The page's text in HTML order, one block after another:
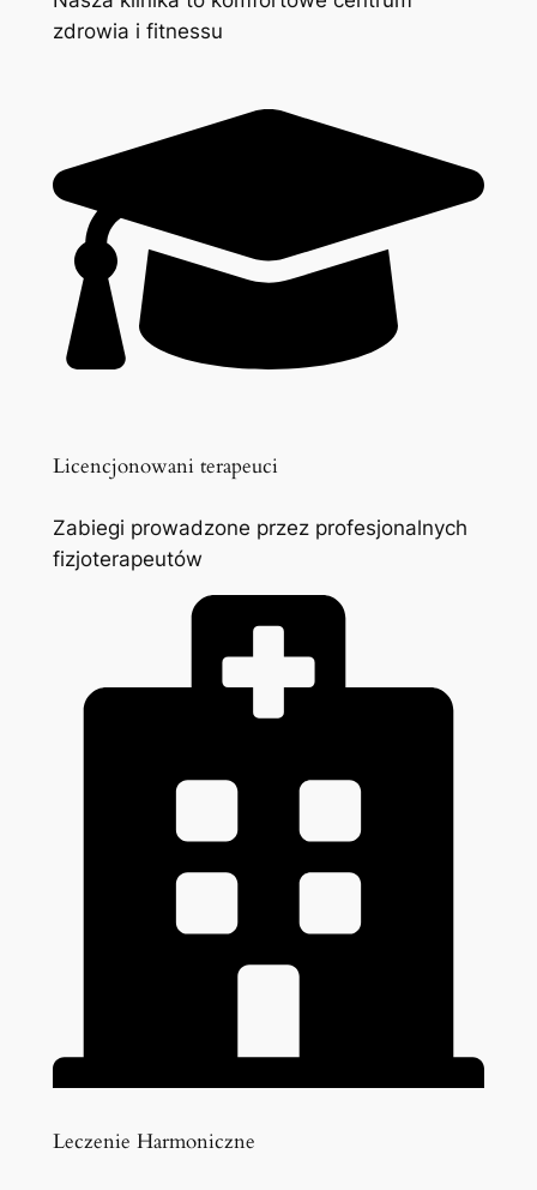
zdrowia i fitnessu
Licencjonowani terapeuci
Zabiegi prowadzone przez profesjonalnych
fizjoterapeutów
Leczenie Harmoniczne